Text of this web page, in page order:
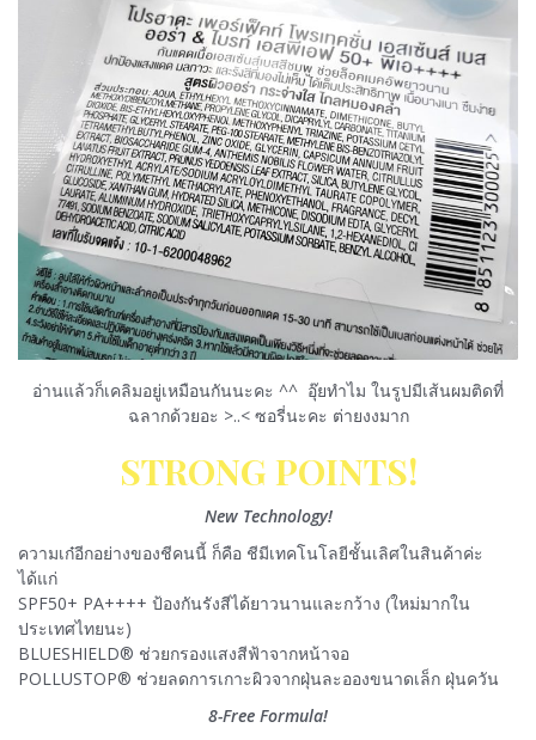
อ่านแล้วก็เคลิมอยู่เหมือนกันนะคะ ^^ อุ๊ยทำไม ในรูปมีเส้นผมติดที่
ฉลากด้วยอะ >..< ซอรี่นะคะ ต่ายงงมาก
STRONG POINTS!
New Technology!
ความเก๋อีกอย่างของชีคนนี้ ก็คือ ชีมีเทคโนโลยีชั้นเลิศในสินค้าค่ะ
ได้แก่
SPF50+ PA++++ ป้องกันรังสีได้ยาวนานและกว้าง (ใหม่มากใน
ประเทศไทยนะ)
BLUESHIELD® ช่วยกรองแสงสีฟ้าจากหน้าจอ
POLLUSTOP® ช่วยลดการเกาะผิวจากฝุ่นละอองขนาดเล็ก ฝุ่นควัน
8-Free Formula!